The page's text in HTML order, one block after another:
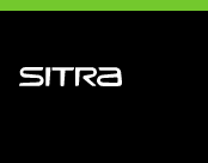
Sitra